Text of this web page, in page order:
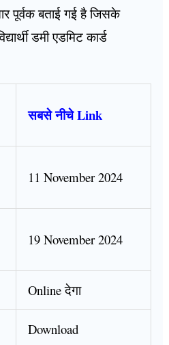
पूर्वक बताई गई है जिसके
डमी एडमिट कार्ड
सबसे नीचे Link
11 November 2024
19 November 2024
Online देगा
Download